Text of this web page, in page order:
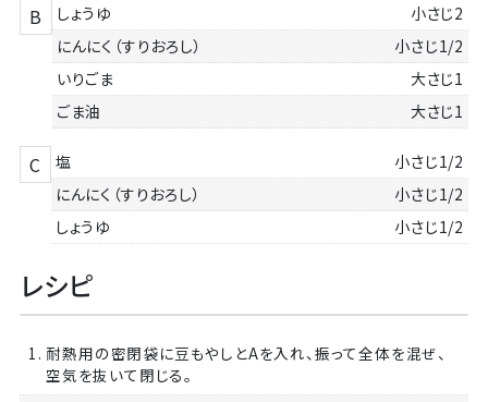
B しょうゆ
小さじ2
にんにく（すりおろし）
小さじ1/2
いりごま
大さじ1
ごま油
大さじ1
C 塩
小さじ1/2
にんにく（すりおろし）
小さじ1/2
しょうゆ
小さじ1/2
レシピ
1. 耐熱用の密閉袋に豆もやしとAを入れ、振って全体を混ぜ、
空気を抜いて閉じる。